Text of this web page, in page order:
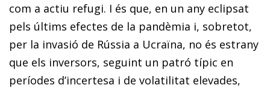
com a actiu refugi. I és que, en un any eclipsat
pels últims efectes de la pandèmia i, sobretot,
per la invasió de Rússia a Ucraï­­na, no és estrany
que els inversors, seguint un patró típic en
períodes d’incertesa i de volatilitat elevades,